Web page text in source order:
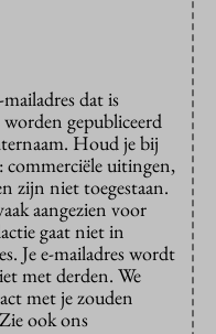
dat is
gepubliceerd
Houd je bij
commerciële uitingen,
zijn niet toegestaan.
aangezien voor
gaat niet in
Je e-mailadres wordt
met derden. We
met je zouden
ook ons